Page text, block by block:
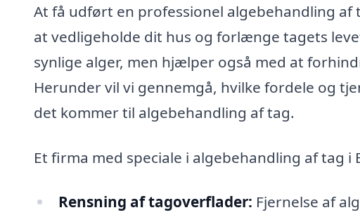
At få udført en professionel algebehandling
at vedligeholde dit hus og forlænge tagets
synlige alger, men hjælper også med at
Herunder vil vi gennemgå, hvilke fordele og
det kommer til algebehandling af tag.
Et firma med speciale i algebehandling af tag
Rensning af tagoverflader: Fjernelse af